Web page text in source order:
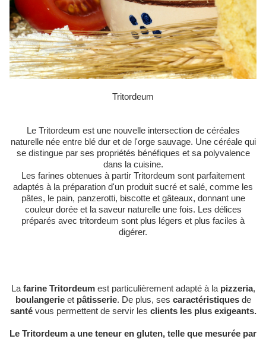
Tritordeum
Le Tritordeum est une nouvelle intersection de céréales
naturelle née entre blé dur et de l'orge sauvage. Une céréale qui
se distingue par ses propriétés bénéfiques et sa polyvalence
dans la cuisine.
Les farines obtenues à partir Tritordeum sont parfaitement
adaptés à la préparation d'un produit sucré et salé, comme les
pâtes, le pain, panzerotti, biscotte et gâteaux, donnant une
couleur dorée et la saveur naturelle une fois. Les délices
préparés avec tritordeum sont plus légers et plus faciles à
digérer.
La farine Tritordeumest particulièrement adapté à la pizzeria,
boulangerie et pâtisserie. De plus, ses caractéristiquesde
santévous permettent de servir les clients les plus exigeants.
Le Tritordeum a une teneur en gluten, telle que mesurée par